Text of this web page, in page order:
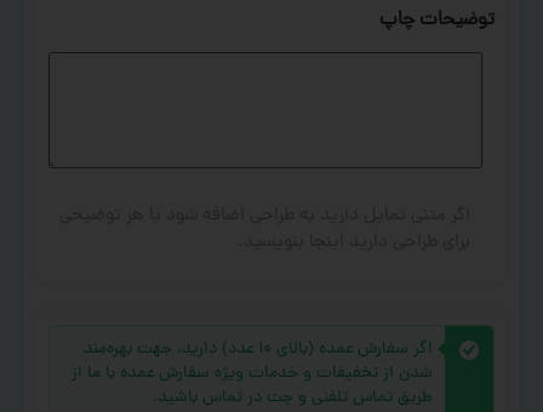
توضیحات چاپ
اگر سفارش عمده (بالای ۱۰ عدد) دارید، جهت بهره‌مند
شدن از تخفیفات و خدمات ویژه سفارش عمده با ما از
طریق تماس تلفنی و چت در تماس باشید.